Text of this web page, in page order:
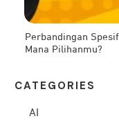
Perbandingan
Mana Pilihanmu?
CATEG ORIES
AI